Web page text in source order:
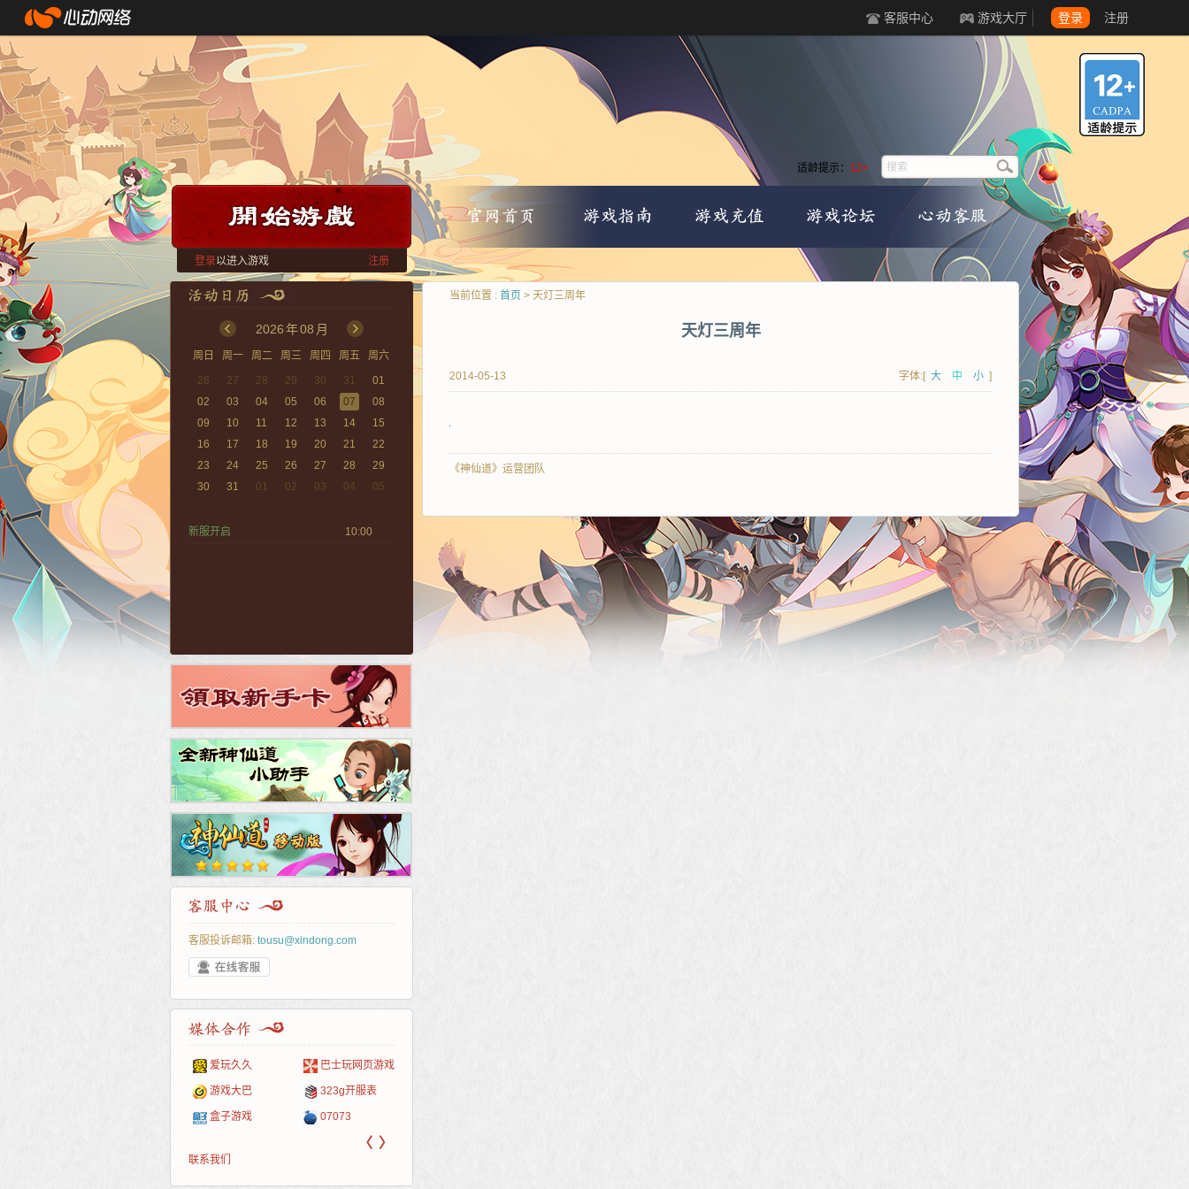
客服中心 游戏大厅 登录 注册
登录以进入游戏 注册
适龄提示： 12+
2026年08 月
周日 周一 周二 周三 周四 周五
周六
26
27 28 29 30 31
01
02
03 04 05 06 07
08
09
10 11 12 13 14
15
16
17 18 19 20 21
22
23
24 25 26 27 28
29
30
31 01 02 03 04 05
新服开启 10:00
客服投诉邮箱: tousu@xindong.com
爱玩久久 巴士玩网页游戏
游戏大巴 323g开服表
盒子游戏 07073
〈 〉
联系我们
当前位置 : 首页 > 天灯三周年
天灯三周年
2014-05-13 字体:[ 大 中 小 ]
《神仙道》运营团队